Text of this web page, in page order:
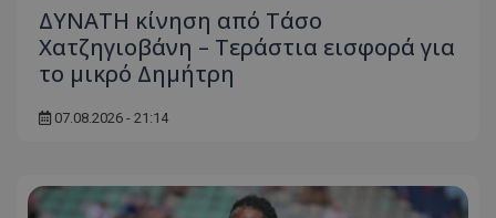
ΔΥΝΑΤΗ κίνηση από Τάσο
Χατζηγιοβάνη – Τεράστια εισφορά για
το μικρό Δημήτρη
07.08.2026 - 21:14